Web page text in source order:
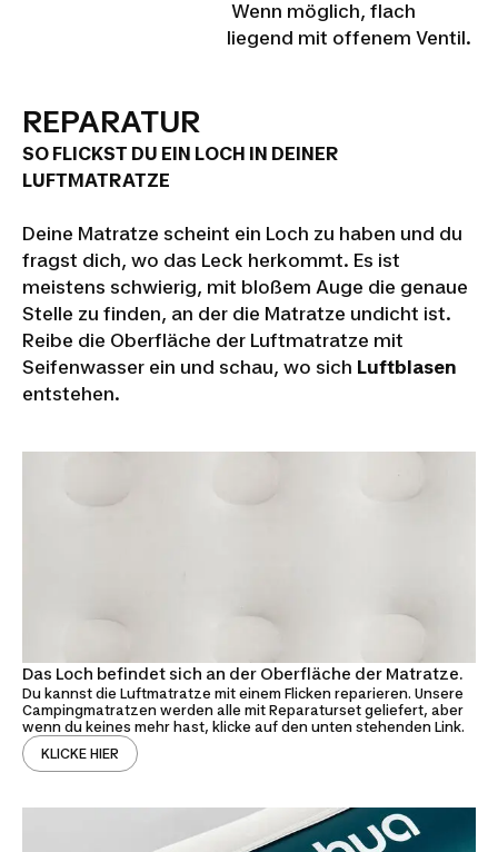
Wenn möglich, flach
liegend mit offenem Ventil.
REPARATUR
SO FLICKST DU EIN LOCH IN DEINER
LUFTMATRATZE
Deine Matratze scheint ein Loch zu haben und du
fragst dich, wo das Leck herkommt. Es ist
meistens schwierig, mit bloßem Auge die genaue
Stelle zu finden, an der die Matratze undicht ist.
Reibe die Oberfläche der Luftmatratze mit
Seifenwasser ein und schau, wo sich Luftblasen
entstehen.
Das Loch befindet sich an der Oberfläche der Matratze.
Du kannst die Luftmatratze mit einem Flicken reparieren. Unsere
Campingmatratzen werden alle mit Reparaturset geliefert, aber
wenn du keines mehr hast, klicke auf den unten stehenden Link.
KLICKE HIER